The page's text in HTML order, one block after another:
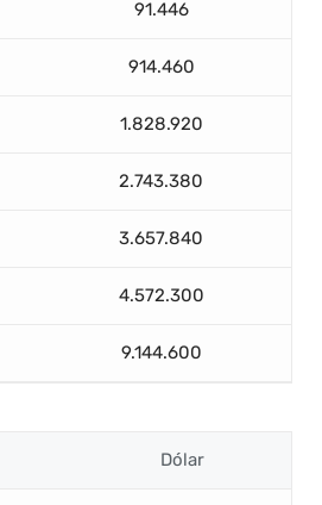
91.446
914.460
1.828.920
2.743.380
3.657.840
4.572.300
9.144.600
Dólar